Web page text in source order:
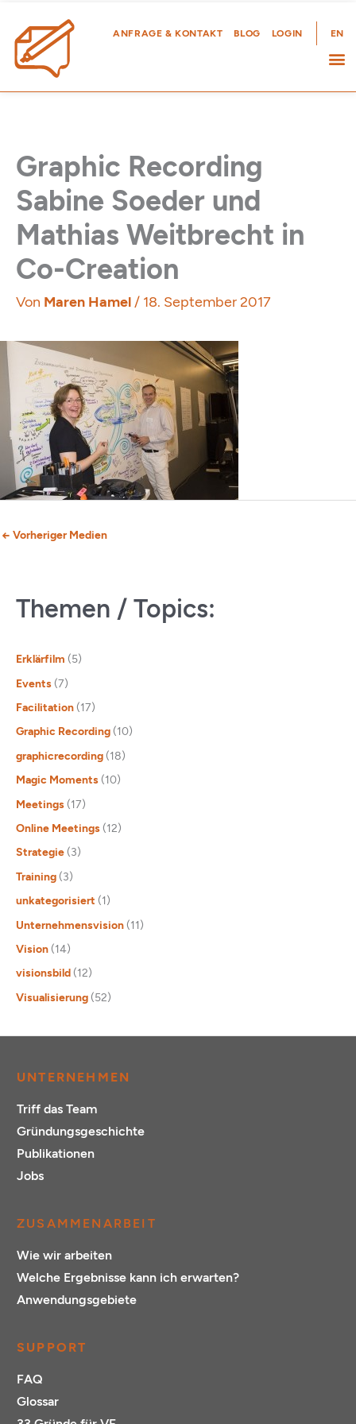
Inhalt
springen
ANFRAGE & KONTAKT BLOG LOGIN EN
Graphic Recording
Sabine Soeder und
Mathias Weitbrecht in
Co-Creation
Von Maren Hamel/ 18. September 2017
← Vorheriger Medien
Themen / Topics:
Erklärfilm (5)
Events (7)
Facilitation (17)
Graphic Recording (10)
graphicrecording (18)
Magic Moments (10)
Meetings (17)
Online Meetings (12)
Strategie (3)
Training (3)
unkategorisiert (1)
Unternehmensvision (11)
Vision (14)
visionsbild (12)
Visualisierung (52)
UNTERNEHMEN
Triff das Team
Gründungsgeschichte
Publikationen
Jobs
ZUSAMMENARBEIT
Wie wir arbeiten
Welche Ergebnisse kann ich erwarten?
Anwendungsgebiete
SUPPORT
FAQ
Glossar